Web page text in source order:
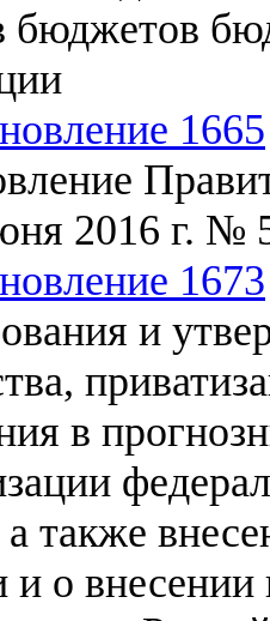
бюджетов
1665
2016 г. №
1673
и
в
также
и о